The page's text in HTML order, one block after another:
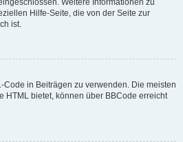
Weitere Informationen zu
Hilfe-Seite, die von der Seite zur
ist.
Code in Beiträgen zu verwenden. Die meisten
HTML bietet, können über BBCode erreicht